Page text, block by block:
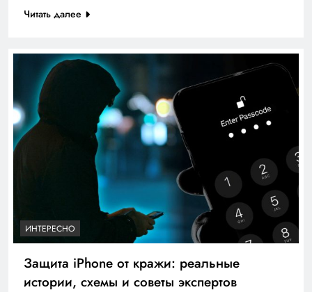
Читать далее
ИНТЕРЕСНО
Защита iPhone от кражи: реальные
истории, схемы и советы экспертов